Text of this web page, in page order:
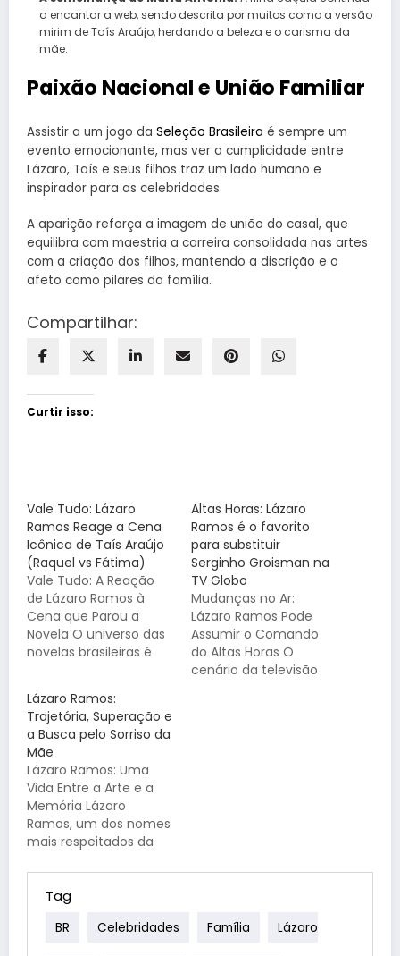
a encantar a web, sendo descrita por muitos como a versão
mirim de Taís Araújo, herdando a beleza e o carisma da
mãe.
Paixão Nacional e União Familiar
Assistir a um jogo da Seleção Brasileira é sempre um
evento emocionante, mas ver a cumplicidade entre
Lázaro, Taís e seus filhos traz um lado humano e
inspirador para as celebridades.
A aparição reforça a imagem de união do casal, que
equilibra com maestria a carreira consolidada nas artes
com a criação dos filhos, mantendo a discrição e o
afeto como pilares da família.
Compartilhar:
Curtir isso:
Vale Tudo: Lázaro
Ramos Reage a Cena
Icônica de Taís Araújo
(Raquel vs Fátima)
Vale Tudo: A Reação
de Lázaro Ramos à
Cena que Parou a
Novela O universo das
novelas brasileiras é
reprise ou exibição de
clássicos como Vale
Tudo sempre rende
fortes emoções, não
só para o público, mas
também para quem
fez parte dessa
história.…
Altas Horas: Lázaro
Ramos é o favorito
para substituir
Serginho Groisman na
TV Globo
Mudanças no Ar:
Lázaro Ramos Pode
Assumir o Comando
do Altas Horas O
cenário da televisão
Lázaro Ramos:
Trajetória, Superação e
a Busca pelo Sorriso da
Mãe
Lázaro Ramos: Uma
Vida Entre a Arte e a
Memória Lázaro
Ramos, um dos nomes
mais respeitados da
carrega em sua
trajetória uma história
profunda conexão
Tag
BR Celebridades Família Lázaro